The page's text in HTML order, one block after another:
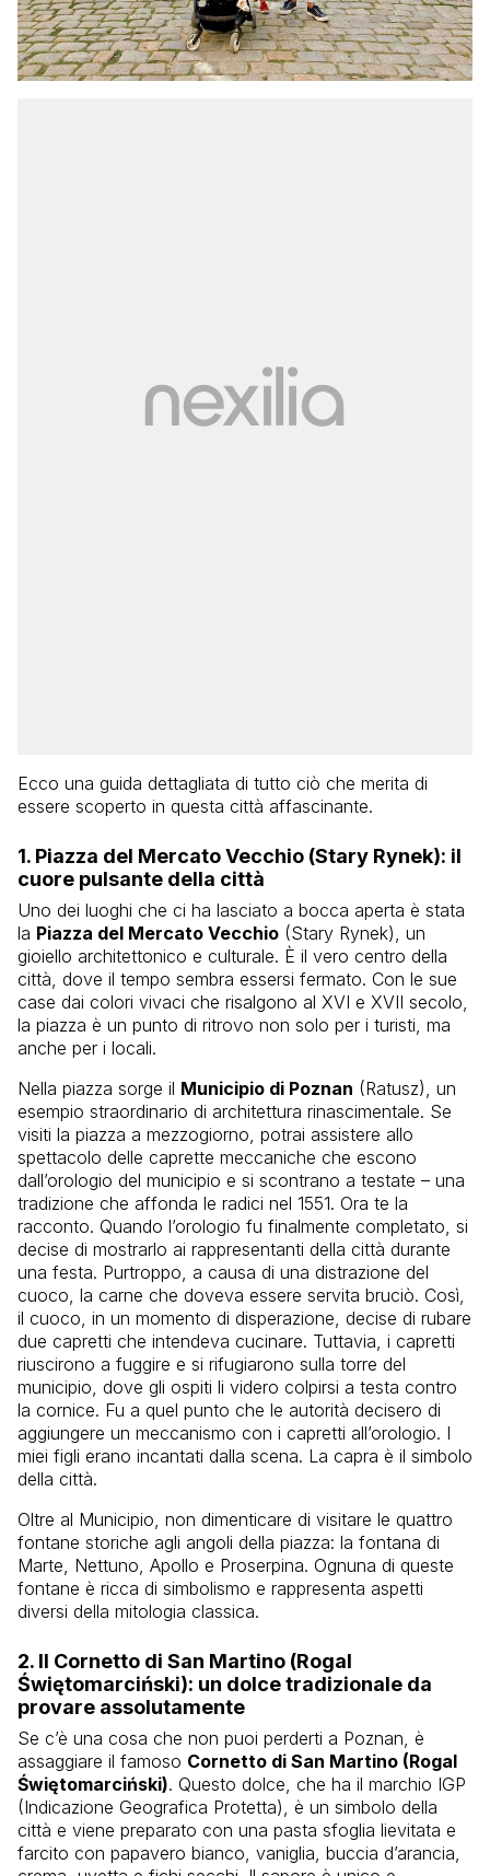
Ecco una guida dettagliata di tutto ciò che merita di
essere scoperto in questa città affascinante.
1. Piazza del Mercato Vecchio (Stary Rynek): il
cuore pulsante della città
Uno dei luoghi che ci ha lasciato a bocca aperta è stata
la Piazza del Mercato Vecchio (Stary Rynek), un
gioiello architettonico e culturale. È il vero centro della
città, dove il tempo sembra essersi fermato. Con le sue
case dai colori vivaci che risalgono al XVI e XVII secolo,
la piazza è un punto di ritrovo non solo per i turisti, ma
anche per i locali.
Nella piazza sorge il Municipio di Poznan (Ratusz), un
esempio straordinario di architettura rinascimentale. Se
visiti la piazza a mezzogiorno, potrai assistere allo
spettacolo delle caprette meccaniche che escono
dall’orologio del municipio e si scontrano a testate – una
tradizione che affonda le radici nel 1551. Ora te la
racconto. Quando l’orologio fu finalmente completato, si
decise di mostrarlo ai rappresentanti della città durante
una festa. Purtroppo, a causa di una distrazione del
cuoco, la carne che doveva essere servita bruciò. Così,
il cuoco, in un momento di disperazione, decise di rubare
due capretti che intendeva cucinare. Tuttavia, i capretti
riuscirono a fuggire e si rifugiarono sulla torre del
municipio, dove gli ospiti li videro colpirsi a testa contro
la cornice. Fu a quel punto che le autorità decisero di
aggiungere un meccanismo con i capretti all’orologio. I
miei figli erano incantati dalla scena. La capra è il simbolo
della città.
Oltre al Municipio, non dimenticare di visitare le quattro
fontane storiche agli angoli della piazza: la fontana di
Marte, Nettuno, Apollo e Proserpina. Ognuna di queste
fontane è ricca di simbolismo e rappresenta aspetti
diversi della mitologia classica.
2. Il Cornetto di San Martino (Rogal
Świętomarciński): un dolce tradizionale da
provare assolutamente
Se c’è una cosa che non puoi perderti a Poznan, è
assaggiare il famoso Cornetto di San Martino (Rogal
Świętomarciński). Questo dolce, che ha il marchio IGP
(Indicazione Geografica Protetta), è un simbolo della
città e viene preparato con una pasta sfoglia lievitata e
farcito con papavero bianco, vaniglia, buccia d’arancia,